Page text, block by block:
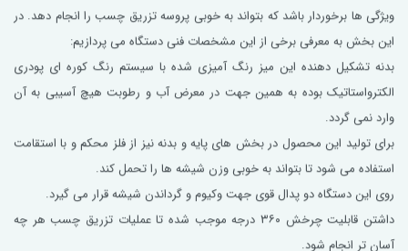
ویژگی ها برخوردار باشد که بتواند به خوبی پروسه تزریق چسب را انجام دهد. در
این بخش به معرفی برخی از این مشخصات فنی دستگاه می پردازیم:
بدنه تشکیل دهنده این میز رنگ آمیزی شده با سیستم رنگ کوره ای پودری
الکترواستاتیک بوده به همین جهت در معرض آب و رطوبت هیچ آسیبی به آن
وارد نمی گردد.
برای تولید این محصول در بخش های پایه و بدنه نیز از فلز محکم و با استقامت
استفاده می ‌شود تا بتواند به خوبی وزن شیشه ها را تحمل کند.
روی این دستگاه دو پدال قوی جهت وکیوم و گرداندن شیشه قرار می گیرد.
داشتن قابلیت چرخش ۳۶۰ درجه موجب شده تا عملیات تزریق چسب هر چه
آسان تر انجام شود.